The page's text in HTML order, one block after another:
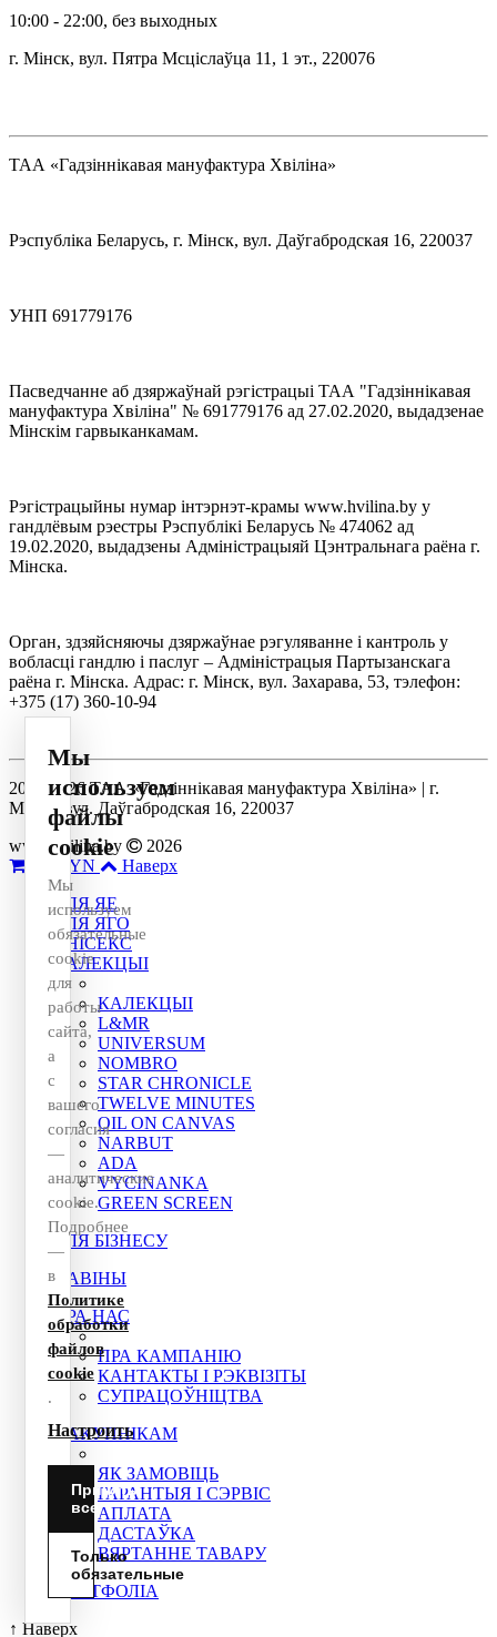
10:00 - 22:00, без выходных
г. Мінск, вул. Пятра Мсціслаўца 11, 1 эт., 220076
ТАА «Гадзіннікавая мануфактура Хвіліна»
Рэспубліка Беларусь, г. Мінск, вул. Даўгабродская 16, 220037
УНП 691779176
Пасведчанне аб дзяржаўнай рэгістрацыі ТАА "Гадзіннікавая
мануфактура Хвіліна" № 691779176 ад 27.02.2020, выдадзенае
Мінскім гарвыканкамам.
Рэгістрацыйны нумар інтэрнэт-крамы www.hvilina.by у
гандлёвым рэестры Рэспублікі Беларусь № 474062 ад
19.02.2020, выдадзены Адміністрацыяй Цэнтральнага раёна г.
Мінска.
Орган, здзяйсняючы дзяржаўнае рэгуляванне і кантроль у
вобласці гандлю і паслуг – Адміністрацыя Партызанскага
раёна г. Мінска. Адрас: г. Мінск, вул. Захарава, 53, тэлефон:
+375 (17) 360-10-94
2014-2026 ТАА «Гадзіннікавая мануфактура Хвіліна» | г.
Мінск, вул. Даўгабродская 16, 220037
www.hvilina.by
2026
0 BYN
Наверх
ДЛЯ ЯЕ
ДЛЯ ЯГО
УНІСЕКС
КАЛЕКЦЫІ
КАЛЕКЦЫІ
L&MR
UNIVERSUM
NOMBRO
STAR CHRONICLE
TWELVE MINUTES
OIL ON CANVAS
NARBUT
ADA
VYCINANKA
GREEN SCREEN
ДЛЯ БІЗНЕСУ
НАВІНЫ
ПРА НАС
ПРА КАМПАНІЮ
КАНТАКТЫ І РЭКВІЗІТЫ
СУПРАЦОЎНІЦТВА
ПАКУПНІКАМ
ЯК ЗАМОВІЦЬ
ГАРАНТЫЯ І СЭРВІС
АПЛАТА
ДАСТАЎКА
ВЯРТАННЕ ТАВАРУ
ПАРТФОЛІА
↑ Наверх
Мы
используем
файлы
cookie
Мы
используем
обязательные
cookie
для
работы
сайта,
а
с
вашего
согласия
—
аналитические
cookie.
Подробнее
—
в
Политике
обработки
файлов
cookie
.
Настроить
Принять
все
Только
обязательные